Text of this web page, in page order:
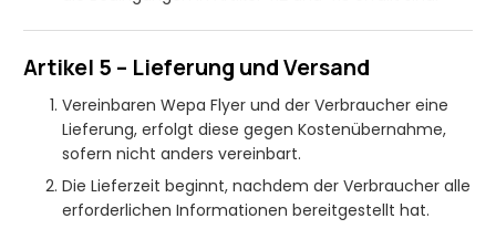
Artikel 5 – Lieferung und Versand
Vereinbaren Wepa Flyer und der Verbraucher eine
Lieferung, erfolgt diese gegen Kostenübernahme,
sofern nicht anders vereinbart.
Die Lieferzeit beginnt, nachdem der Verbraucher alle
erforderlichen Informationen bereitgestellt hat.